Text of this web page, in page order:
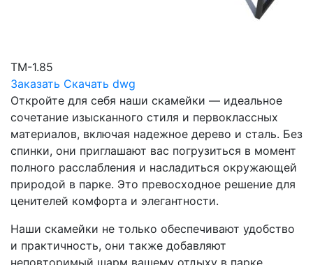
ТМ-1.85
Заказать Скачать dwg
Откройте для себя наши скамейки — идеальное
сочетание изысканного стиля и первоклассных
материалов, включая надежное дерево и сталь. Без
спинки, они приглашают вас погрузиться в момент
полного расслабления и насладиться окружающей
природой в парке. Это превосходное решение для
ценителей комфорта и элегантности.
Наши скамейки не только обеспечивают удобство
и практичность, они также добавляют
неповторимый шарм вашему отдыху в парке,